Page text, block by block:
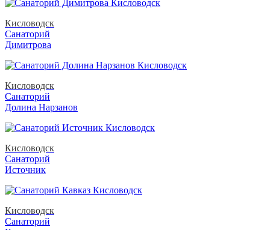
Кисловодск
Санаторий
Димитрова
Кисловодск
Санаторий
Долина Нарзанов
Кисловодск
Санаторий
Источник
Кисловодск
Санаторий